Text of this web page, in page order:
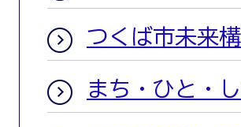
つくば市未来
まち・ひと・